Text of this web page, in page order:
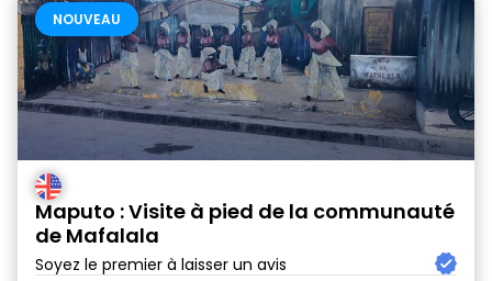
NOUVEAU
Maputo : Visite à pied de la communauté
de Mafalala
Soyez le premier à laisser un avis